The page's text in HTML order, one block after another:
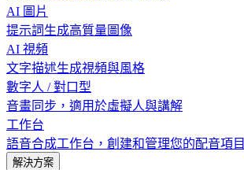
AI 圖片
提示詞生成高質量圖像
AI 視頻
文字描述生成視頻與風格
數字人 / 對口型
音畫同步，適用於虛擬人與講解
工作台
語音合成工作台，創建和管理您的配音項目
解決方案